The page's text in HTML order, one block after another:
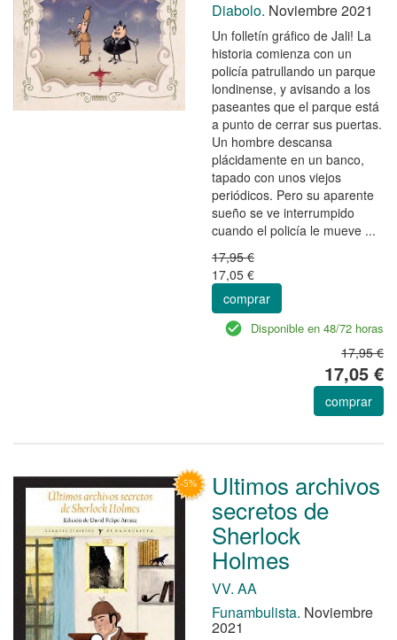
Diabolo. Noviembre 2021
Un folletín gráfico de Jali! La
historia comienza con un
policía patrullando un parque
londinense, y avisando a los
paseantes que el parque está
a punto de cerrar sus puertas.
Un hombre descansa
plácidamente en un banco,
tapado con unos viejos
periódicos. Pero su aparente
sueño se ve interrumpido
cuando el policía le mueve ...
17,95 €
17,05 €
comprar
Disponible en 48/72 horas
17,95 €
17,05 €
comprar
Ultimos archivos
secretos de
Sherlock
Holmes
VV. AA
Funambulista. Noviembre
2021